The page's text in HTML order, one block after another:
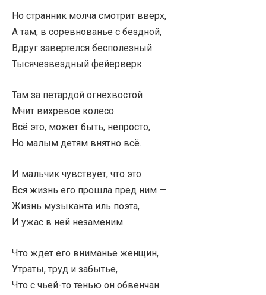
Но странник молча смотрит вверх,
А там, в соревнованье с бездной,
Вдруг завертелся бесполезный
Тысячезвездный фейерверк.
Там за петардой огнехвостой
Мчит вихревое колесо.
Всё это, может быть, непросто,
Но малым детям внятно всё.
И мальчик чувствует, что это
Вся жизнь его прошла пред ним —
Жизнь музыканта иль поэта,
И ужас в ней незаменим.
Что ждет его вниманье женщин,
Утраты, труд и забытье,
Что с чьей-то тенью он обвенчан